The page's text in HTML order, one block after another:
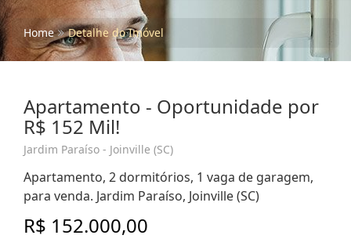
Home Detalhe do Imóvel
Apartamento - Oportunidade por
R$ 152 Mil!
Jardim Paraíso - Joinville (SC)
Apartamento, 2 dormitórios, 1 vaga de garagem,
para venda. Jardim Paraíso, Joinville (SC)
R$ 152.000,00